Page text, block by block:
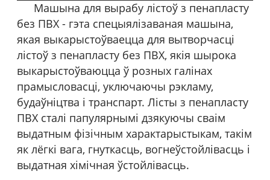
Машына для вырабу лістоў з пенапласту
без ПВХ - гэта спецыялізаваная машына,
якая выкарыстоўваецца для вытворчасці
лістоў з пенапласту без ПВХ, якія шырока
выкарыстоўваюцца ў розных галінах
прамысловасці, уключаючы рэкламу,
будаўніцтва і транспарт. Лісты з пенапласту
ПВХ сталі папулярнымі дзякуючы сваім
выдатным фізічным характарыстыкам, такім
як лёгкі вага, гнуткасць, вогнеўстойлівасць і
выдатная хімічная ўстойлівасць.